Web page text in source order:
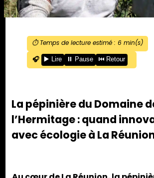
⏱️ Temps de lecture estimé : 6 min(s)
🎧
▶️ Lire ⏸️ Pause ⏮️ Retour
La pépinière du Domaine
l’Hermitage : quand
avec écologie à La